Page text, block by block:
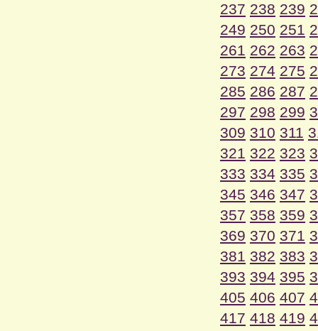
237 238 239
249 250 251
261 262 263
273 274 275
285 286 287
297 298 299
309 310 311
321 322 323
333 334 335
345 346 347
357 358 359
369 370 371
381 382 383
393 394 395
405 406 407
417 418 419